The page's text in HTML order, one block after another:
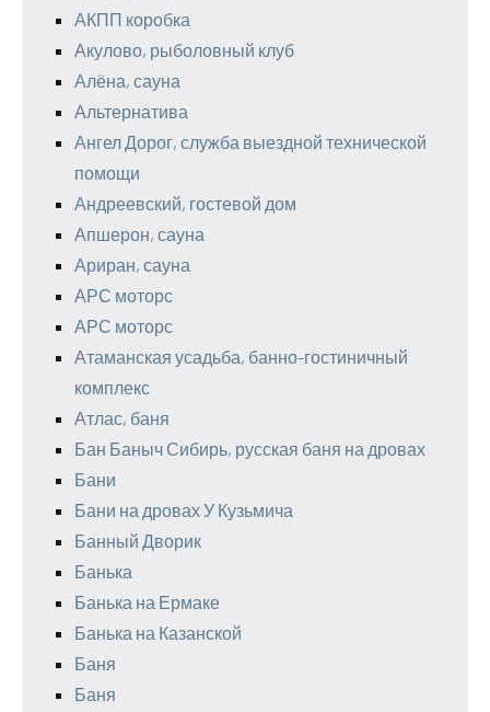
АКПП коробка
Акулово, рыболовный клуб
Алёна, сауна
Альтернатива
Ангел Дорог, служба выездной технической
помощи
Андреевский, гостевой дом
Апшерон, сауна
Ариран, сауна
АРС моторс
АРС моторс
Атаманская усадьба, банно-гостиничный
комплекс
Атлас, баня
Бан Баныч Сибирь, русская баня на дровах
Бани
Бани на дровах У Кузьмича
Банный Дворик
Банька
Банька на Ермаке
Банька на Казанской
Баня
Баня